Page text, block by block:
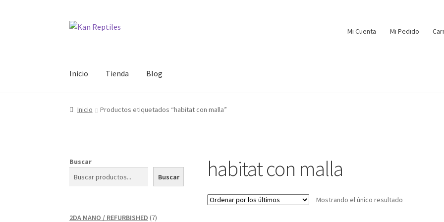
Ir
Ir
Mi Cuenta Mi Pedido
Inicio Tienda Blog
Inicio Productos etiquetados “habitat con malla”
habitat con malla
Mostrando el único resultado
Buscar
Buscar
2DA MANO / REFURBISHED 77